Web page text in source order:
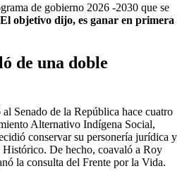
de gobierno 2026 -2030 que se
El objetivo dijo, es ganar en primera
de una doble
Senado de la República hace cuatro
Alternativo Indígena Social,
conservar su personería jurídica y
Histórico. De hecho, coavaló a Roy
la consulta del Frente por la Vida.